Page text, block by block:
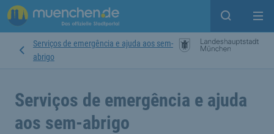
Open
Serviços de emergência e ajuda aos sem-
abrigo
Serviços de emergência e ajuda
aos sem-abrigo